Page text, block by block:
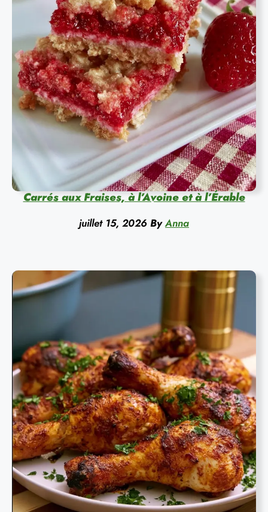
Carrés aux Fraises, à l’Avoine et à l’Érable
juillet 15, 2026 By Anna